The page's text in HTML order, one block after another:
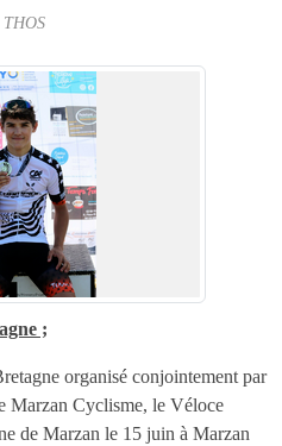
THOS
;
organisé conjointement par
Marzan Cyclisme, le Véloce
de Marzan le 15 juin à Marzan